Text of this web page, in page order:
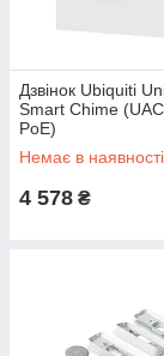
Дзвінок Ubiquiti
Smart Chime
PoE)
Немає в наявності
4 578 ₴